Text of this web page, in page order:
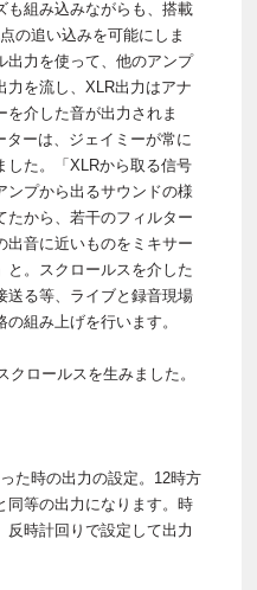
も組み込みながらも、搭載
の追い込みを可能にしま
出力を使って、他のアンプ
力を流し、XLR出力はアナ
を介した音が出力されま
ーは、ジェイミーが常に
した。「XLRから取る信号
ンプから出るサウンドの様
たから、若干のフィルター
出音に近いものをミキサー
と。スクロールスを介した
送る等、ライブと録音現場
組み上げを行います。
ロールスを生みました。
た時の出力の設定。12時方
同等の出力になります。時
反時計回りで設定して出力